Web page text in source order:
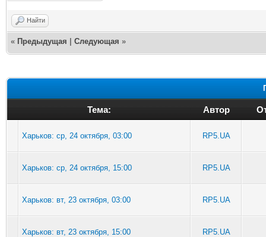
Найти
« Предыдущая Следующая »
Тема: Автор
Харьков: ср, 24 октября, 03:00 RP5.UA
Харьков: ср, 24 октября, 15:00 RP5.UA
Харьков: вт, 23 октября, 03:00 RP5.UA
Харьков: вт, 23 октября, 15:00 RP5.UA